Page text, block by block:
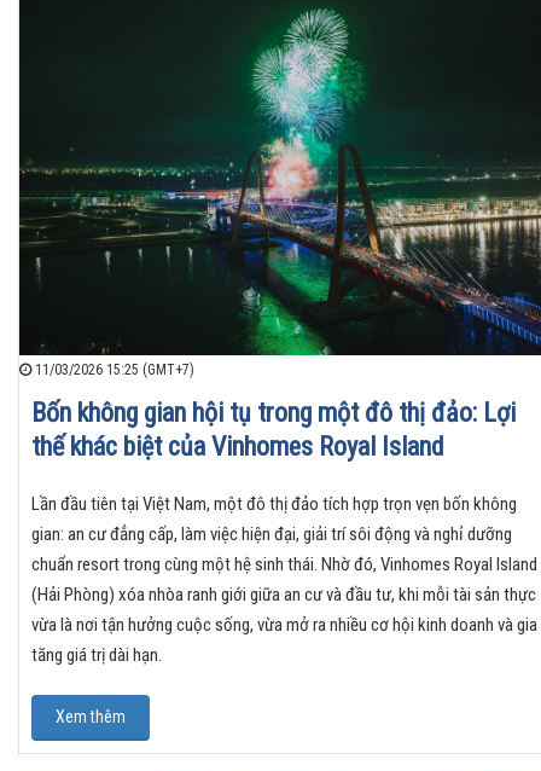
11/03/2026 15:25 (GMT+7)
Bốn không gian hội tụ trong một đô thị đảo: Lợi
thế khác biệt của Vinhomes Royal Island
Lần đầu tiên tại Việt Nam, một đô thị đảo tích hợp trọn vẹn bốn không
gian: an cư đẳng cấp, làm việc hiện đại, giải trí sôi động và nghỉ dưỡng
chuẩn resort trong cùng một hệ sinh thái. Nhờ đó, Vinhomes Royal Island
(Hải Phòng) xóa nhòa ranh giới giữa an cư và đầu tư, khi mỗi tài sản thực
vừa là nơi tận hưởng cuộc sống, vừa mở ra nhiều cơ hội kinh doanh và gia
tăng giá trị dài hạn.
Xem thêm